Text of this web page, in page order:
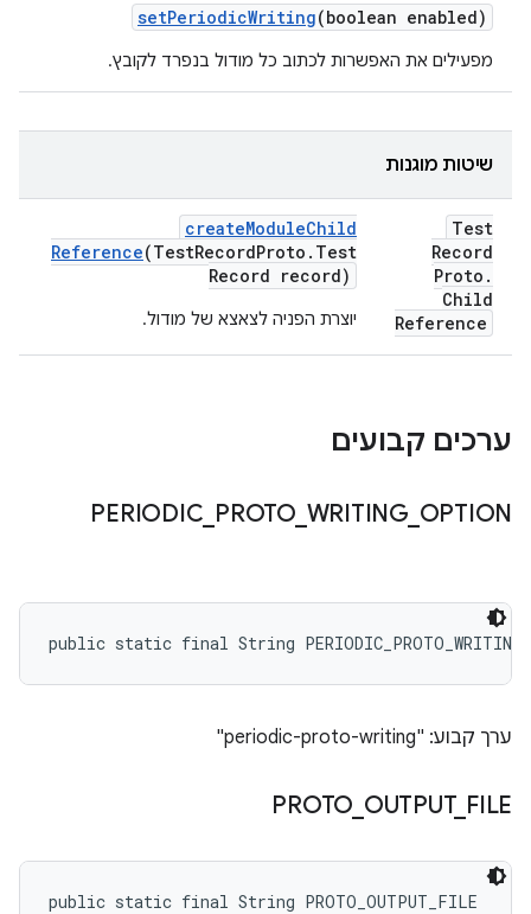
setPeriodicWriting(boolean enabled)
מפעילים את האפשרות לכתוב כל מודול בנפרד לקובץ.
שיטות מוגנות
Test
Record
Proto .
Child
Reference
createModuleChild
Reference(TestRecordProto . Test
Record record)
יוצרת הפניה לצאצא של מודול.
ערכים קבועים
PERIODIC PROTO_ WRITING_ OPTION
public static final String
ערך קבוע: "periodic-proto-writing"
PROTO OUTPUT_ FILE
public static final String PROTO_OUTPUT_FILE